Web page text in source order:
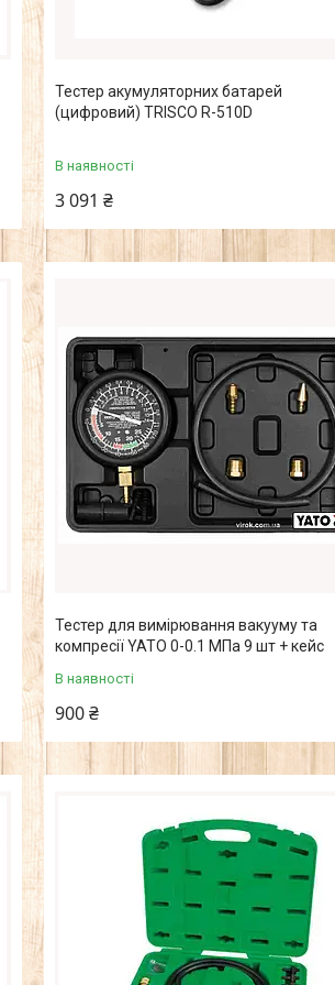
Тестер акумуляторних батарей
(цифровий) TRISCO R-510D
В наявності
3 091 ₴
Тестер для вимірювання вакууму та
компресії YATO 0-0.1 МПа 9 шт + кейс
В наявності
900 ₴